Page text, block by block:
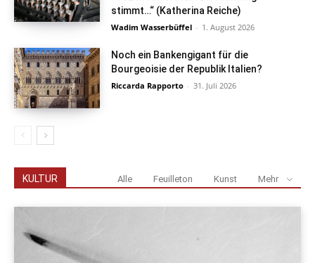
stimmt…“ (Katherina Reiche)
Wadim Wasserbüffel - 1. August 2026
Noch ein Bankengigant für die
Bourgeoisie der Republik Italien?
Riccarda Rapporto - 31. Juli 2026
KULTUR Alle Feuilleton Kunst Mehr